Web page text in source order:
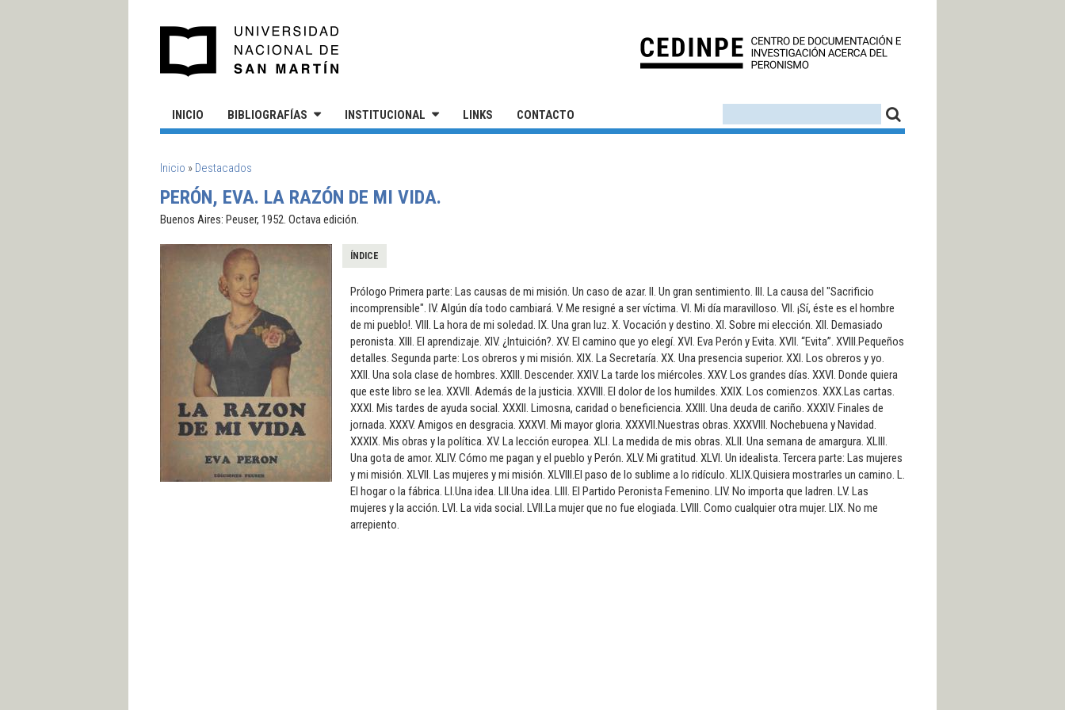
INICIO BIBLIOGRAFÍAS INSTITUCIONAL LINKS CONTACTO
SE ENCUENTRA USTED AQUÍ
Inicio » Destacados
PERÓN, EVA. LA RAZÓN DE MI VIDA.
Buenos Aires: Peuser, 1952. Octava edición.
ÍNDICE
Prólogo Primera parte: Las causas de mi misión. Un caso de azar. II. Un gran sentimiento. III. La causa del "Sacrificio
incomprensible". IV. Algún día todo cambiará. V. Me resigné a ser víctima. VI. Mi día maravilloso. VII. ¡Sí, éste es el hombre
de mi pueblo!. VIII. La hora de mi soledad. IX. Una gran luz. X. Vocación y destino. XI. Sobre mi elección. XII. Demasiado
peronista. XIII. El aprendizaje. XIV. ¿Intuición?. XV. El camino que yo elegí. XVI. Eva Perón y Evita. XVII. “Evita”. XVIII.Pequeños
detalles. Segunda parte: Los obreros y mi misión. XIX. La Secretaría. XX. Una presencia superior. XXI. Los obreros y yo.
XXII. Una sola clase de hombres. XXIII. Descender. XXIV. La tarde los miércoles. XXV. Los grandes días. XXVI. Donde quiera
que este libro se lea. XXVII. Además de la justicia. XXVIII. El dolor de los humildes. XXIX. Los comienzos. XXX.Las cartas.
XXXI. Mis tardes de ayuda social. XXXII. Limosna, caridad o beneficiencia. XXIII. Una deuda de cariño. XXXIV. Finales de
jornada. XXXV. Amigos en desgracia. XXXVI. Mi mayor gloria. XXXVII.Nuestras obras. XXXVIII. Nochebuena y Navidad.
XXXIX. Mis obras y la política. XV. La lección europea. XLI. La medida de mis obras. XLII. Una semana de amargura. XLIII.
Una gota de amor. XLIV. Cómo me pagan y el pueblo y Perón. XLV. Mi gratitud. XLVI. Un idealista. Tercera parte: Las mujeres
y mi misión. XLVII. Las mujeres y mi misión. XLVIII.El paso de lo sublime a lo ridículo. XLIX.Quisiera mostrarles un camino. L.
El hogar o la fábrica. LI.Una idea. LII.Una idea. LIII. El Partido Peronista Femenino. LIV. No importa que ladren. LV. Las
mujeres y la acción. LVI. La vida social. LVII.La mujer que no fue elogiada. LVIII. Como cualquier otra mujer. LIX. No me
arrepiento.